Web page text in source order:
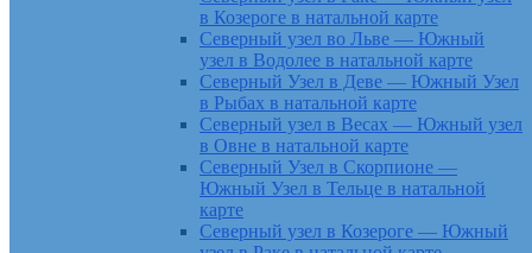
в Козероге в натальной карте
Северный узел во Льве — Южный
узел в Водолее в натальной карте
Северный Узел в Деве — Южный Узел
в Рыбах в натальной карте
Северный узел в Весах — Южный узел
в Овне в натальной карте
Северный Узел в Скорпионе —
Южный Узел в Тельце в натальной
карте
Северный узел в Козероге — Южный